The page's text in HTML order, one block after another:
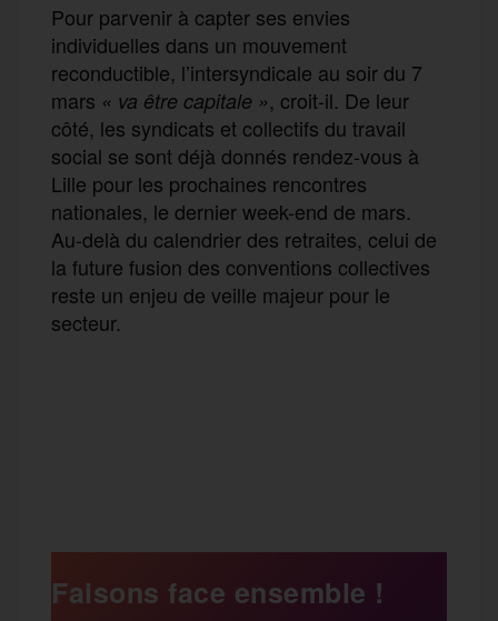
Pour parvenir à capter ses envies
individuelles dans un mouvement
reconductible, l’intersyndicale au soir du 7
mars « va être capitale », croit-il. De leur
côté, les syndicats et collectifs du travail
social se sont déjà donnés rendez-vous à
Lille pour les prochaines rencontres
nationales, le dernier week-end de mars.
Au-delà du calendrier des retraites, celui de
la future fusion des conventions collectives
reste un enjeu de veille majeur pour le
secteur.
s
r
Faisons face ensemble !